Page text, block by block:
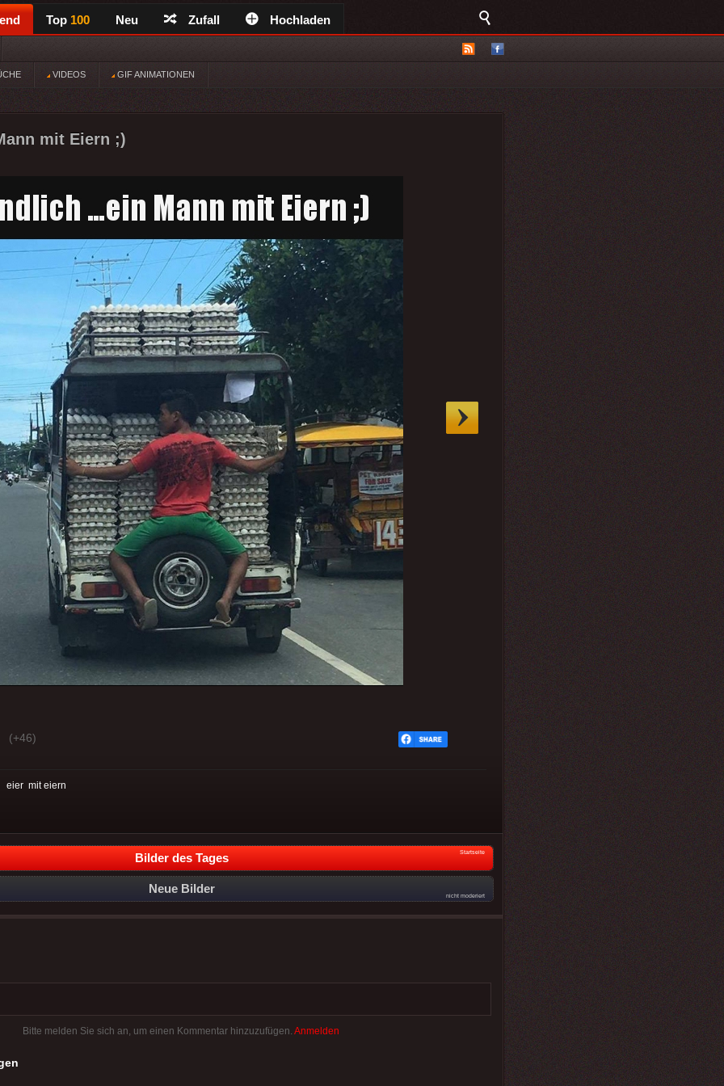
Top 100 Neu Zufall Hochladen
VIDEOS GIF ANIMATIONEN
mit Eiern ;)
(+46)
eier mit eiern
Bilder des Tages Startseite
Neue Bilder
nicht moderiert
Bitte melden Sie sich an, um einen Kommentar hinzuzufügen. Anmelden